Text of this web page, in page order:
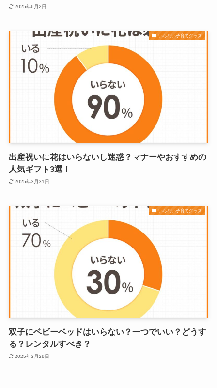
2025年6月2日
いらない子育てグッズ
出産祝いに花はいらないし迷惑？マナーやおすすめの
人気ギフト3選！
2025年3月31日
いらない子育てグッズ
双子にベビーベッドはいらない？一つでいい？どうす
る？レンタルすべき？
2025年3月29日